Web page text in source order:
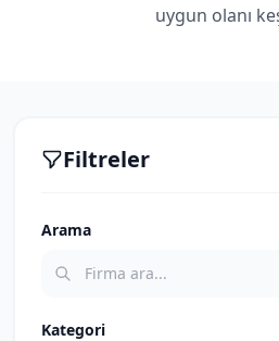
uygun olanı
Filtreler
Arama
Kategori